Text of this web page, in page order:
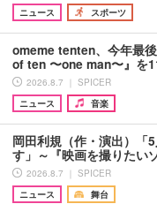
ニュース
スポーツ
omeme tenten、今年最
of ten 〜one man〜』を
2026.8.7 ｜ SPICER
ニュース
音楽
岡田利規（作・演出）「
す」～『映画を撮りたい
2026.8.7 ｜ SPICER
ニュース
舞台